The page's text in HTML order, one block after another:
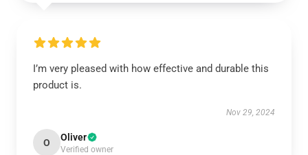
I’m very pleased with how effective and durable this
product is.
Nov 29, 2024
O Oliver
Verified owner